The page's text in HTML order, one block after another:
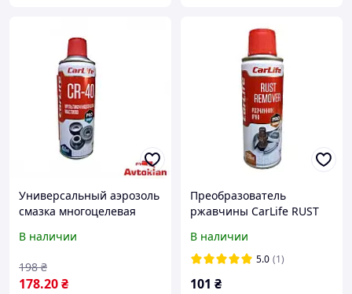
Универсальный аэрозоль
смазка многоцелевая
носиком CARLIFE 450ml
В наличии
178.20₴
198 ₴
Преобразователь
ржавчины CarLife RUST
В наличии
5.0 (1)
101 ₴